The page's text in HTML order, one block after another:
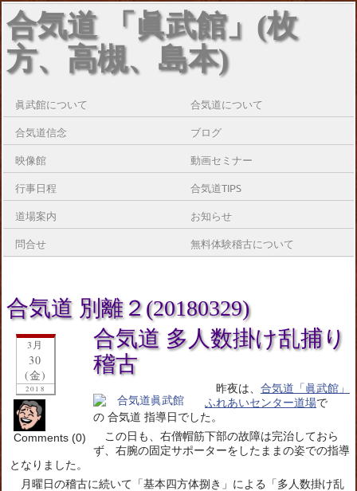
合気道 「眞武館」(枚
方、高槻、島本)
眞武館について 合気道について
合気道信念 ブログ
映像館 動画セミナー
行事日程 合気道TIPS
道場案内 お知らせ
問合せ 無料体験稽古について
合気道 別離２(20180329)
3月
30
(金)
2018
Comments (0)
合気道 多人数掛け乱捕り
稽古
昨夜は、 合気道「眞武館」
ふれあいセンター道場で
の 合気道 指導日でした。
この日も、右僧帽筋下部の故障は完治しておら
ず、右腕の固定サポーターをしたままの姿での指導
となりました。
月曜日の稽古に続いて「基本四方体捌き」による「多人数掛け乱